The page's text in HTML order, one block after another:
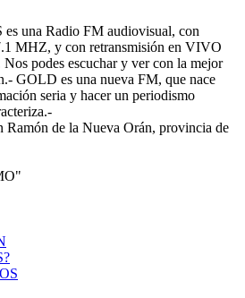
una Radio FM audiovisual, con
MHZ, y con retransmisión en VIVO
Nos podes escuchar y ver con la mejor
GOLD es una nueva FM, que nace
seria y hacer un periodismo
Ramón de la Nueva Orán, provincia de